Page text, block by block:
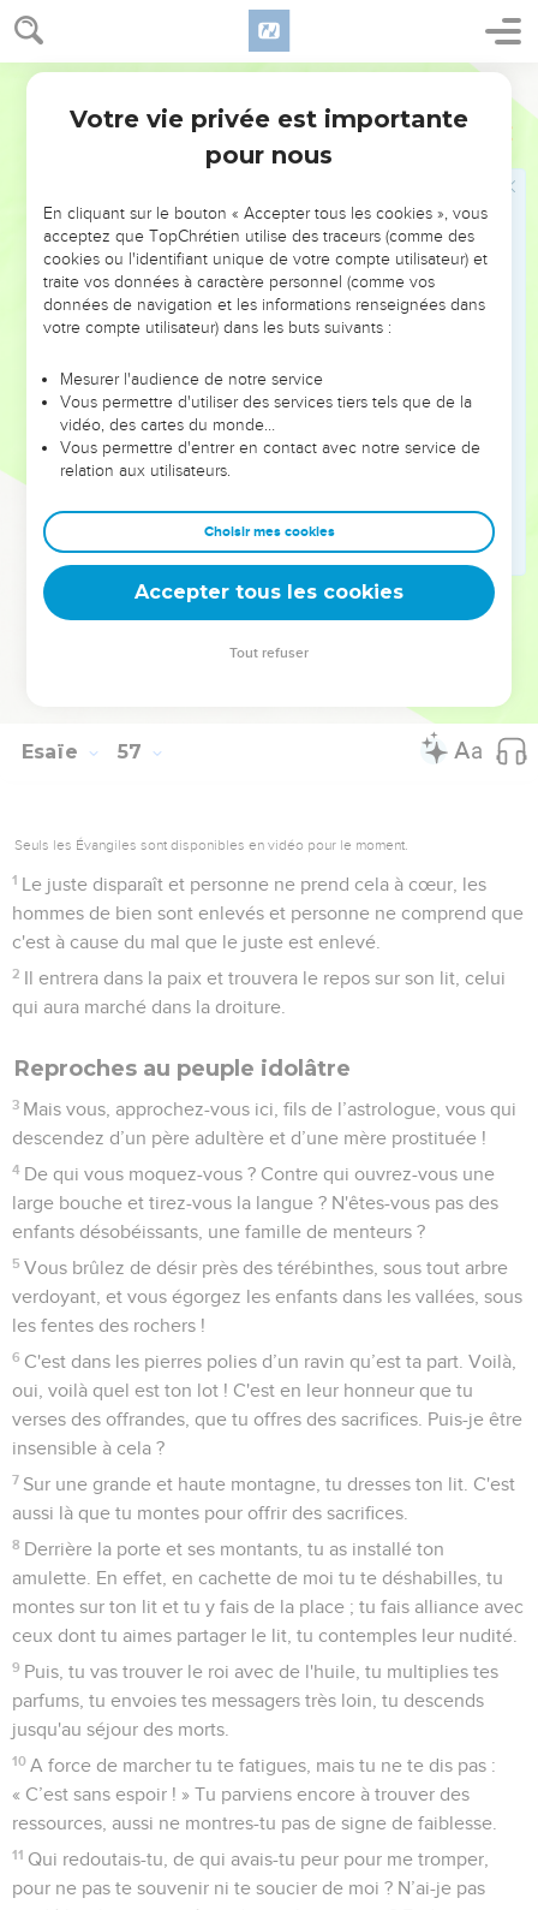
Esaïe 56
serviteurs, tous ceux qui respecteront le sabbat au lieu de le
violer et qui resteront attachés à mon alliance,
je les amènerai sur ma montagne sainte et je les réjouirai
dans ma maison de prière. Leurs holocaustes et leurs
sacrifices seront acceptés sur mon autel, car *mon temple
sera appelé une maison de prière pour tous les peuples.
Déclaration du Seigneur, de l'Eternel, de celui qui
rassemble les exilés d'Israël : J’en rassemblerai d'autres en
les ajoutant à lui, aux siens déjà rassemblés.
Des responsables indignes
bêtes de la forêt !
Ses guetteurs sont tous aveugles, incompétents. Ils ne
sont tous que des chiens muets, incapables d’aboyer. Ils
rêvent couchés, tant ils aiment sommeiller.
Pourtant, ce sont aussi des chiens voraces, insatiables. Ce
sont des bergers incompétents en matière de discernement.
Tous suivent leur propre voie, chacun sans exception à la
recherche de son profit.
Ils disent : « Venez, je vais chercher du vin et nous boirons
Esaïe 57
Seuls les Évangiles sont disponibles en vidéo pour le moment.
1 Le juste disparaît et personne ne prend cela à cœur, les
hommes de bien sont enlevés et personne ne comprend que
c'est à cause du mal que le juste est enlevé.
2 Il entrera dans la paix et trouvera le repos sur son lit, celui
qui aura marché dans la droiture.
Reproches au peuple idolâtre
3 Mais vous, approchez-vous ici, fils de l’astrologue, vous qui
descendez d’un père adultère et d’une mère prostituée !
4 De qui vous moquez-vous ? Contre qui ouvrez-vous une
large bouche et tirez-vous la langue ? N'êtes-vous pas des
enfants désobéissants, une famille de menteurs ?
5 Vous brûlez de désir près des térébinthes, sous tout arbre
verdoyant, et vous égorgez les enfants dans les vallées, sous
les fentes des rochers !
6 C'est dans les pierres polies d’un ravin qu’est ta part. Voilà,
oui, voilà quel est ton lot ! C'est en leur honneur que tu
verses des offrandes, que tu offres des sacrifices. Puis-je être
insensible à cela ?
7 Sur une grande et haute montagne, tu dresses ton lit. C'est
aussi là que tu montes pour offrir des sacrifices.
8 Derrière la porte et ses montants, tu as installé ton
amulette. En effet, en cachette de moi tu te déshabilles, tu
montes sur ton lit et tu y fais de la place ; tu fais alliance avec
ceux dont tu aimes partager le lit, tu contemples leur nudité.
9 Puis, tu vas trouver le roi avec de l'huile, tu multiplies tes
parfums, tu envoies tes messagers très loin, tu descends
jusqu'au séjour des morts.
10 A force de marcher tu te fatigues, mais tu ne te dis pas :
« C’est sans espoir ! » Tu parviens encore à trouver des
ressources, aussi ne montres-tu pas de signe de faiblesse.
11 Qui redoutais-tu, de qui avais-tu peur pour me tromper,
pour ne pas te souvenir ni te soucier de moi ? N’ai-je pas
Votre vie privée est importante
pour nous
En cliquant sur le bouton « Accepter tous les cookies », vous
acceptez que TopChrétien utilise des traceurs (comme des
cookies ou l'identifiant unique de votre compte utilisateur) et
traite vos données à caractère personnel (comme vos
données de navigation et les informations renseignées dans
votre compte utilisateur) dans les buts suivants :
Mesurer l'audience de notre service
Vous permettre d'utiliser des services tiers tels que de la
vidéo, des cartes du monde…
Vous permettre d'entrer en contact avec notre service de
relation aux utilisateurs.
Choisir mes cookies
Accepter tous les cookies
Tout refuser